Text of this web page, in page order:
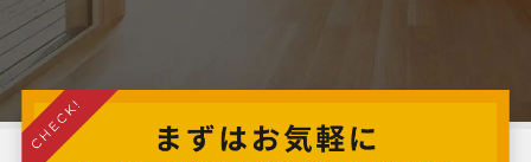
2024年7月
2024年6月
2024年5月